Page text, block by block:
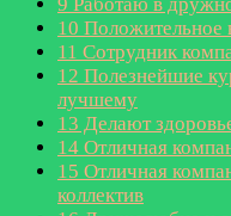
10 Положительное
11 Сотрудник
12 Полезнейшие
лучшему
13 Делают
14 Отличная
15 Отличная
коллектив